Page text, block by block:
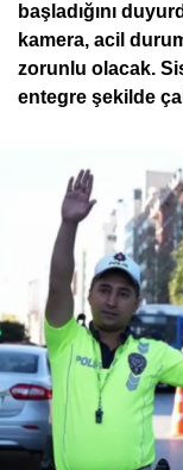
başladığını
kamera, acil
zorunlu olacak.
entegre şekilde